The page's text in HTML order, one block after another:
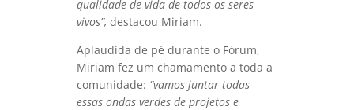
qualidade de vida de todos os seres
vivos”, destacou Miriam.
Aplaudida de pé durante o Fórum,
Miriam fez um chamamento a toda a
comunidade: “vamos juntar todas
essas ondas verdes de projetos e